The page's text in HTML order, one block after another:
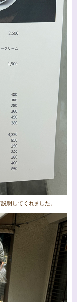
明してくれました。